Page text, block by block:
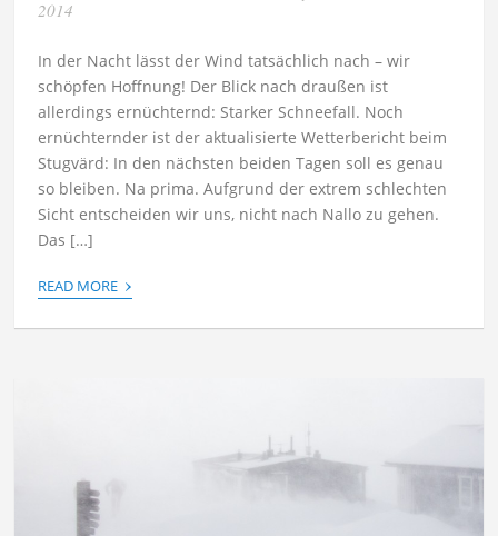
2014
In der Nacht lässt der Wind tatsächlich nach – wir
schöpfen Hoffnung! Der Blick nach draußen ist
allerdings ernüchternd: Starker Schneefall. Noch
ernüchternder ist der aktualisierte Wetterbericht beim
Stugvärd: In den nächsten beiden Tagen soll es genau
so bleiben. Na prima. Aufgrund der extrem schlechten
Sicht entscheiden wir uns, nicht nach Nallo zu gehen.
Das […]
READ MORE ›